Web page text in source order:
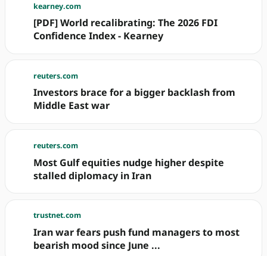
kearney.com
[PDF] World recalibrating: The 2026 FDI
Confidence Index - Kearney
reuters.com
Investors brace for a bigger backlash from
Middle East war
reuters.com
Most Gulf equities nudge higher despite
stalled diplomacy in Iran
trustnet.com
Iran war fears push fund managers to most
bearish mood since June ...